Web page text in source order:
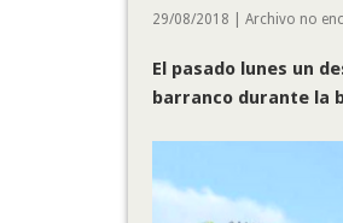
29/08/2018 | Archivo no
El pasado lunes un
barranco durante la